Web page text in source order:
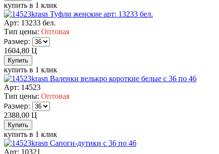
купить в 1 клик
Туфли женские арт: 13233 бел.
Арт: 13233 бел.
Тип цены: Оптовая
Размер:
1604,80 Ц
купить в 1 клик
Валенки велькро короткие белые с 36 по 46
Арт: 14523
Тип цены: Оптовая
Размер:
2388,00 Ц
купить в 1 клик
Сапоги-дутики с 36 по 46
Арт: 10321